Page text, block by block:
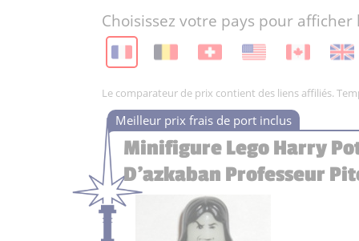
Choisissez votre pays pour
Le comparateur de prix contient des liens affiliés.
Minifigure Lego Harry
D'azkaban Professeur